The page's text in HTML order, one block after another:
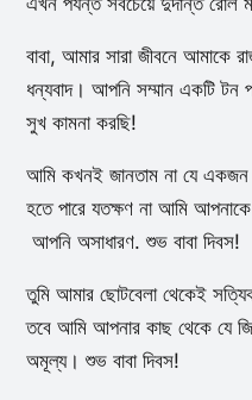
বাবা, আমার সারা জীবনে আমাকে
ধন্যবাদ। আপনি সম্মান একটি টন
সুখ কামনা করছি!
আমি কখনই জানতাম না যে একজন
হতে পারে যতক্ষণ না আমি আপনাকে
আপনি অসাধারণ. শুভ বাবা দিবস!
তুমি আমার ছোটবেলা থেকেই
তবে আমি আপনার কাছ থেকে যে
অমূল্য। শুভ বাবা দিবস!